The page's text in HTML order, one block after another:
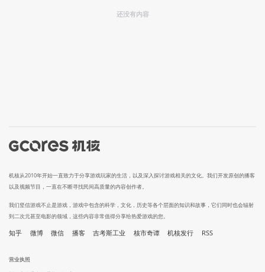
还没有内容
机核从2010年开始一直致力于分享游戏玩家的生活，以及深入探讨游戏相关的文化。我们开发原创的播客
以及视频节目，一直在不断寻找民间高质量的内容创作者。
我们坚信游戏不止是游戏，游戏中包含的科学，文化，历史等各个层面的知识和故事，它们同时也会辐射
到二次元甚至电影的领域，这些内容非常值得分享给热爱游戏的您。
知乎 微博 微信 播客 吉考斯工业 核市奇谭 机核发行 RSS
营业执照